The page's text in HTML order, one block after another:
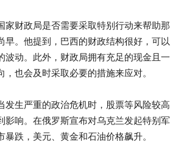
家财政局是否需要采取特别行动来帮助那
早。他提到，巴西的财政结构很好，可以
波动。此外，财政局拥有充足的现金且一
也会及时采取必要的措施来应对。
发生严重的政治危机时，股票等风险较高
影响。在俄罗斯宣布对乌克兰发起特别军
跌，美元、黄金和石油价格飙升。